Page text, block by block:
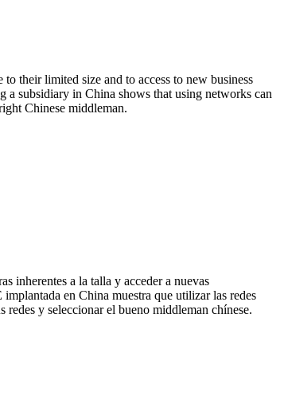
their limited size and to access to new business
subsidiary in China shows that using networks can
Chinese middleman.
inherentes a la talla y acceder a nuevas
en China muestra que utilizar las redes
y seleccionar el bueno middleman chínese.